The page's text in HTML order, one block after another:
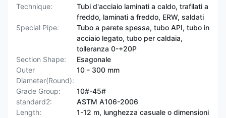
Technique:
Tubi d'acciaio laminati a caldo, trafilati a
freddo, laminati a freddo, ERW, saldati
Special Pipe:
Tubo a parete spessa, tubo API, tubo in
acciaio legato, tubo per caldaia,
tolleranza 0-+20P
Section Shape:
Esagonale
Outer
Diameter(Round):
10 - 300 mm
Grade Group:
10#-45#
standard2:
ASTM A106-2006
Length:
1-12 m, lunghezza casuale o dimensioni